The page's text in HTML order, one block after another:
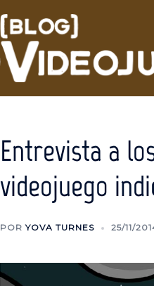
Entrevista a
videojuego
PORYOVA TURNES 25/11/